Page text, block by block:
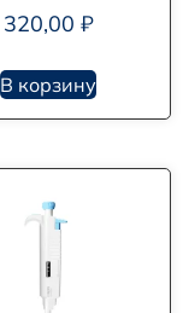
320,00 ₽
В корзину